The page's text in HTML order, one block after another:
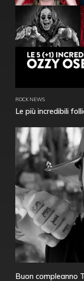
ROCK NEWS
Le più incredibili
Buon compleanno